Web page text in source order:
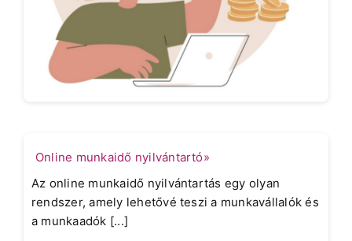
Online munkaidő nyilvántartó»
Az online munkaidő nyilvántartás egy olyan
rendszer, amely lehetővé teszi a munkavállalók és
a munkaadók [...]